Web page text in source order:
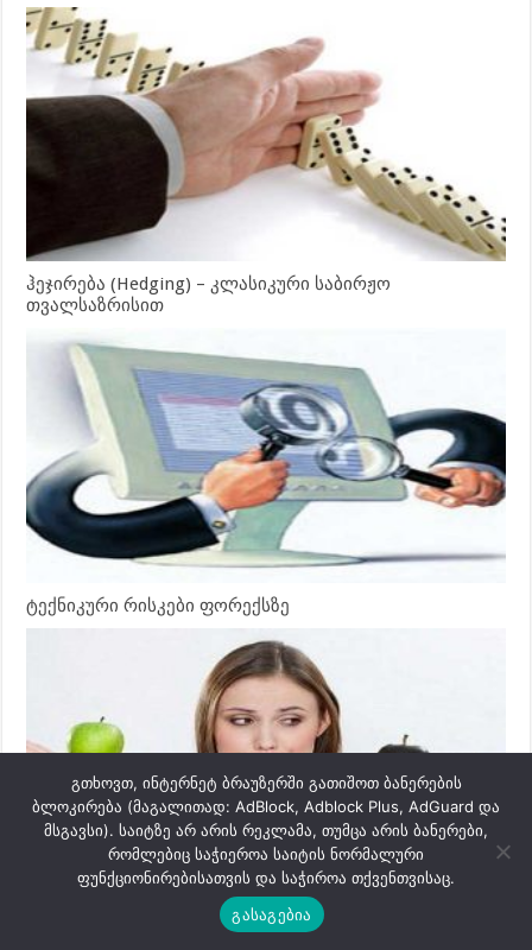
ჰეჯირება (Hedging) – კლასიკური საბირჟო
თვალსაზრისით
ტექნიკური რისკები ფორექსზე
ფორექს ბროკერის არჩევის რისკი
გთხოვთ, ინტერნეტ ბრაუზერში გათიშოთ ბანერების
ბლოკირება (მაგალითად: AdBlock, Adblock Plus, AdGuard და
მსგავსი). საიტზე არ არის რეკლამა, თუმცა არის ბანერები,
რომლებიც საჭიეროა საიტის ნორმალური
ფუნქციონირებისათვის და საჭიროა თქვენთვისაც.
გასაგებია